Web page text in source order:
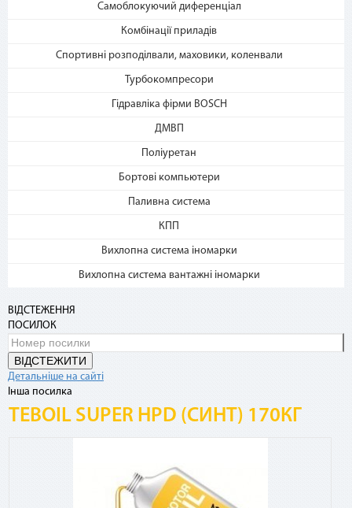
Самоблокуючий диференціал
Комбінації приладів
Спортивні розподілвали, маховики, коленвали
Турбокомпресори
Гідравліка фірми BOSCH
ДМВП
Поліуретан
Бортові компьютери
Паливна система
КПП
Вихлопна система іномарки
Вихлопна система вантажні іномарки
ВІДСТЕЖЕННЯ
ПОСИЛОК
ВІДСТЕЖИТИ
Детальніше на сайті
Інша посилка
TEBOIL SUPER HPD (СИНТ) 170КГ
покупки с Вашей карты будет
списываться сумма
ежемесячного платежа. Если на
карте нет необходимой суммы,
счет кредитных средств с
Частые вопросы
сервисам «Мгновенная рассрочка»?
Сервисы доступны владельцам карты «Универсальная»,
карты «Универсальная Gold», элитных карт для VIP-
клиентов (Platinum, Infinite, World Signia/Elite).
Где посмотреть подробную информацию по
Посмотреть график платежей по сервису и оставшуюся
сумму к погашению, а также досрочно погасить кредит